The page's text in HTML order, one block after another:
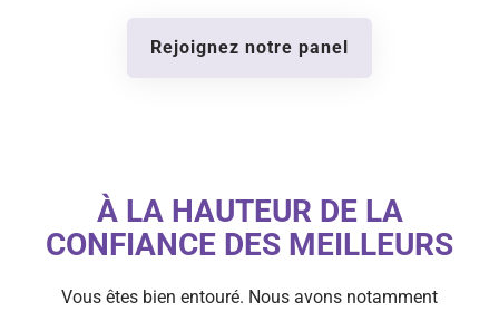
Rejoignez notre panel
À LA HAUTEUR DE LA
CONFIANCE DES MEILLEURS
Vous êtes bien entouré. Nous avons notamment